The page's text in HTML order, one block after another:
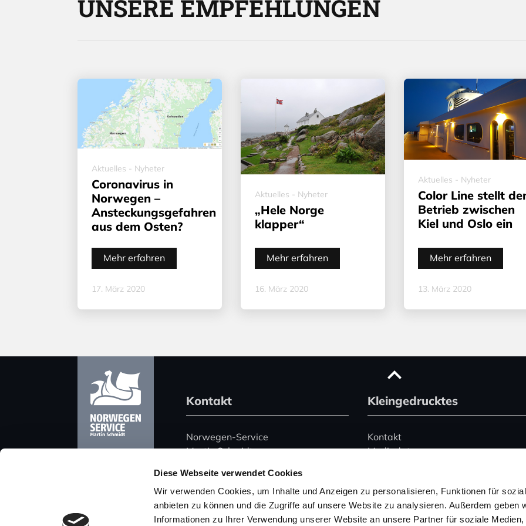
Diese Webseite verwendet Cookies
Wir verwenden Cookies, um Inhalte und Anzeigen zu personalisieren, Funktionen für
anbieten zu können und die Zugriffe auf unsere Website zu analysieren. Außerdem geben
Informationen zu Ihrer Verwendung unserer Website an unsere Partner für soziale Medien,
UNSERE EMPFEHLUNGEN
Aktuelles - Nyheter
Coronavirus in
Norwegen –
Ansteckungsgefahren
aus dem Osten?
Mehr erfahren
17. März 2020
Aktuelles - Nyheter
„Hele Norge
klapper“
Mehr erfahren
16. März 2020
Aktuelles - Nyheter
Color Line stellt
Betrieb zwischen
Kiel und Oslo ein
Mehr erfahren
13. März 2020
Kontakt
Norwegen-Service
Martin Schmidt
Harz 51
06108 Halle (Saale)
Deutschland
Telefon: +49 (0) 345 2495074
Kleingedrucktes
Kontakt
Mediadaten
Datenschutz
Impressum
Hinweise zur Buchung